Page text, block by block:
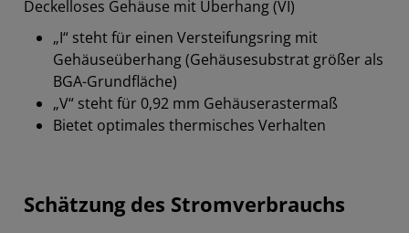
Deckelloses Gehäuse mit Überhang (VI)
„I“ steht für einen Versteifungsring mit
Gehäuseüberhang (Gehäusesubstrat größer als
BGA-Grundfläche)
„V“ steht für 0,92 mm Gehäuserastermaß
Bietet optimales thermisches Verhalten
Schätzung des Stromverbrauchs